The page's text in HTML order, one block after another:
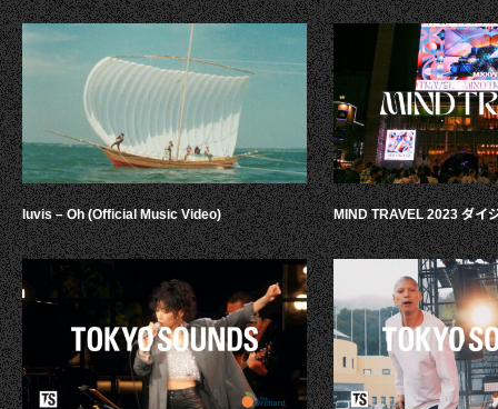
luvis – Oh (Official Music Video) MIND TRAVEL 2023 ダイ